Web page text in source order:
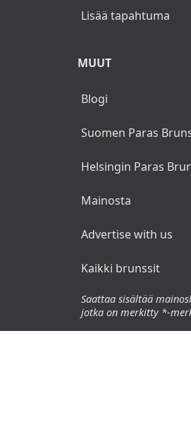
Lisää tapahtuma
MUUT
Blogi
Suomen Paras
Helsingin Paras
Mainosta
Advertise with us
Kaikki brunssit
Saattaa sisältää
jotka on merkitty *-